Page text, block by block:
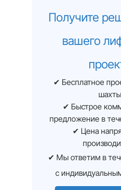
Получите
вашего
✔ Бесплатное
шахты
✔ Быстрое
предложение в
✔ Цена
✔ Мы ответим в
с